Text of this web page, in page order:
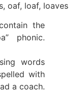
oaf, loaf, loaves
the
phonic.
words
with
a coach.